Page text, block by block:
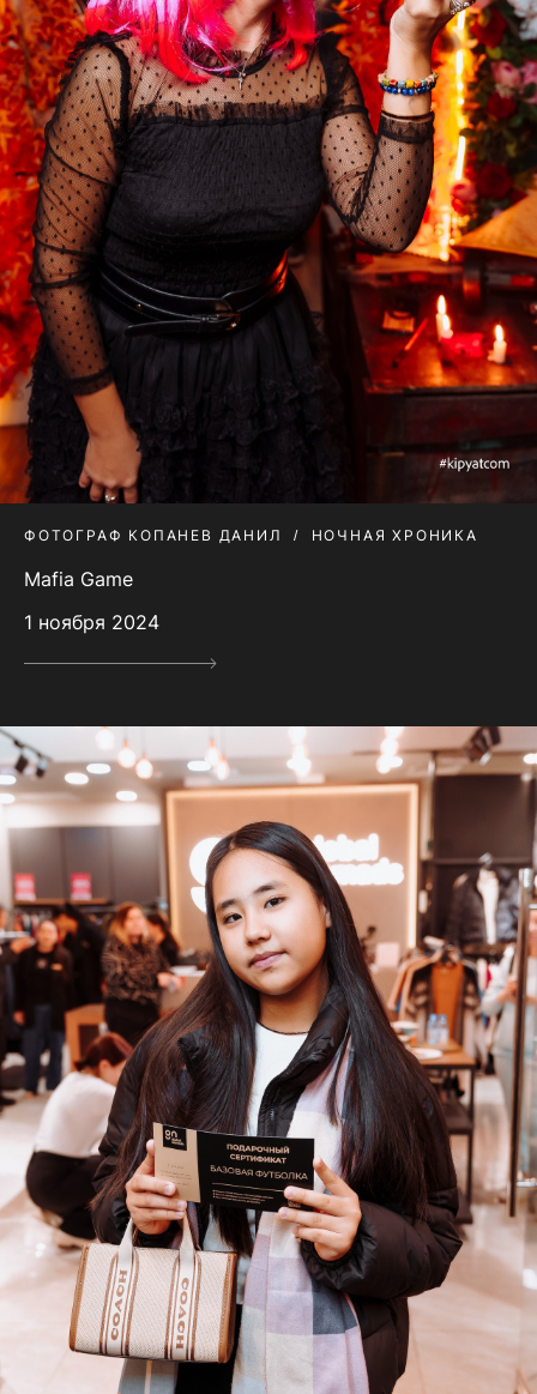
ФОТОГРАФ КОПАНЕВ ДАНИЛ НОЧНАЯ ХРОНИКА
Mafia Game
1 ноября 2024